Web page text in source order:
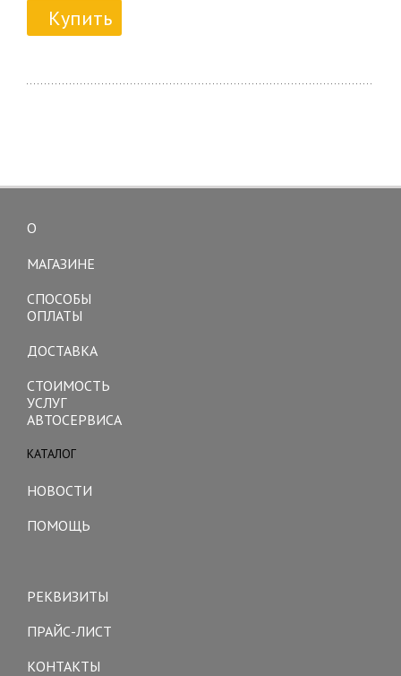
Купить
О
МАГАЗИНЕ
СПОСОБЫ
ОПЛАТЫ
ДОСТАВКА
СТОИМОСТЬ
УСЛУГ
АВТОСЕРВИСА
КАТАЛОГ
НОВОСТИ
ПОМОЩЬ
РЕКВИЗИТЫ
ПРАЙС-ЛИСТ
КОНТАКТЫ